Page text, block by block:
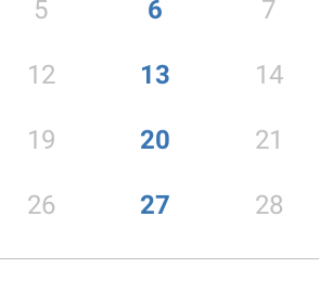
5 6 7
12 13 14
19 20 21
26 27 28